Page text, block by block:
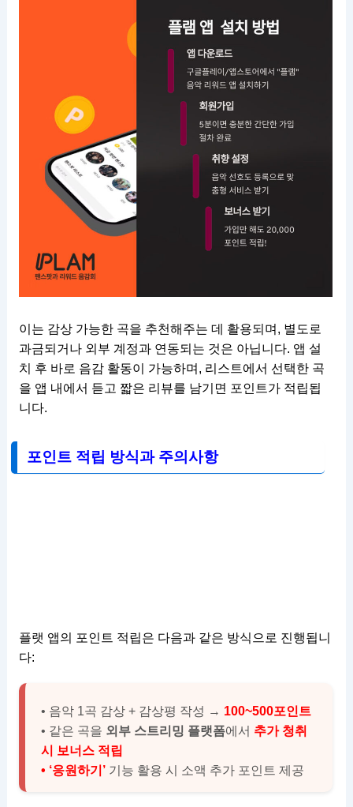
이는 감상 가능한 곡을 추천해주는 데 활용되며, 별도로
과금되거나 외부 계정과 연동되는 것은 아닙니다. 앱 설
치 후 바로 음감 활동이 가능하며, 리스트에서 선택한 곡
을 앱 내에서 듣고 짧은 리뷰를 남기면 포인트가 적립됩
니다.
포인트 적립 방식과 주의사항
플랫 앱의 포인트 적립은 다음과 같은 방식으로 진행됩니
다:
• 음악 1곡 감상 + 감상평 작성 → 100~500포인트
• 같은 곡을 외부 스트리밍 플랫폼에서 추가 청취
시 보너스 적립
• ‘응원하기’ 기능 활용 시 소액 추가 포인트 제공